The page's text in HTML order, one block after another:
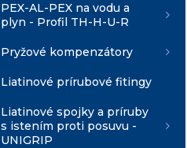
PEX-AL-PEX na vodu a
plyn - Profil TH-H-U-R
Pryžové kompenzátory
Liatinové prírubové fitingy
Liatinové spojky a príruby
s istením proti posuvu -
UNIGRIP